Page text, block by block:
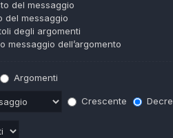
del messaggio
del messaggio
degli argomenti
messaggio dell’argomento
Argomenti
Crescente